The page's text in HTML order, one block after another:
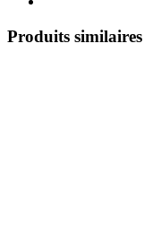
Produits similaires